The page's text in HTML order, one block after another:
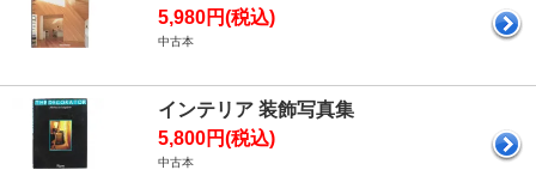
5,980円(税込)
中古本
インテリア 装飾写真集
5,800円(税込)
中古本